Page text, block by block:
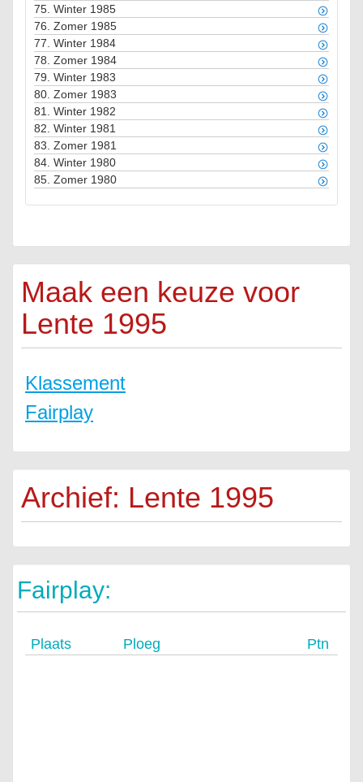
75. Winter 1985
76. Zomer 1985
77. Winter 1984
78. Zomer 1984
79. Winter 1983
80. Zomer 1983
81. Winter 1982
82. Winter 1981
83. Zomer 1981
84. Winter 1980
85. Zomer 1980
Maak een keuze voor
Lente 1995
Klassement
Fairplay
Archief: Lente 1995
Fairplay:
Plaats Ploeg Ptn